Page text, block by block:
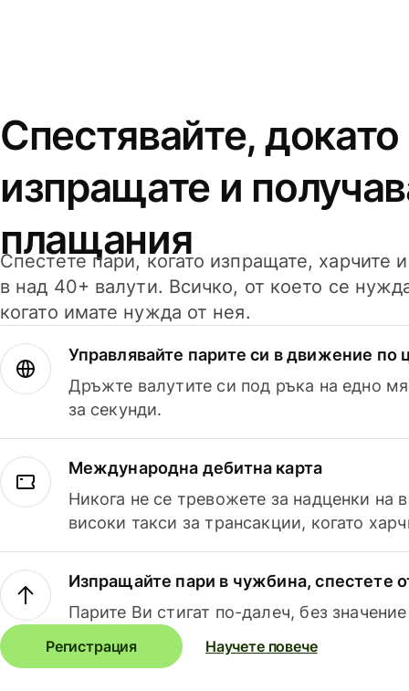
Спестявайте,
изпращате и
плащания
Спестете пари, когато изпращате, харчите
в над 40+ валути. Всичко, от което се
когато имате нужда от нея.
Управлявайте парите си в движение по
Дръжте валутите си под ръка на едно
за секунди.
Международна дебитна карта
Никога не се тревожете за надценки на
високи такси за трансакции, когато
Изпращайте пари в чужбина, спестете
Парите Ви стигат по-далеч, без
Регистрация Научете повече